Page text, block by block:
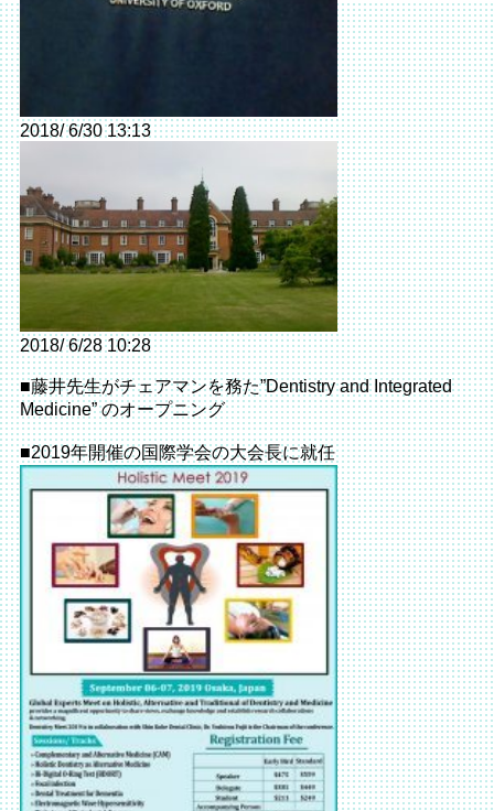
2018/ 6/30 13:13
2018/ 6/28 10:28
■藤井先生がチェアマンを務た”Dentistry and Integrated
Medicine” のオープニング
■2019年開催の国際学会の大会長に就任